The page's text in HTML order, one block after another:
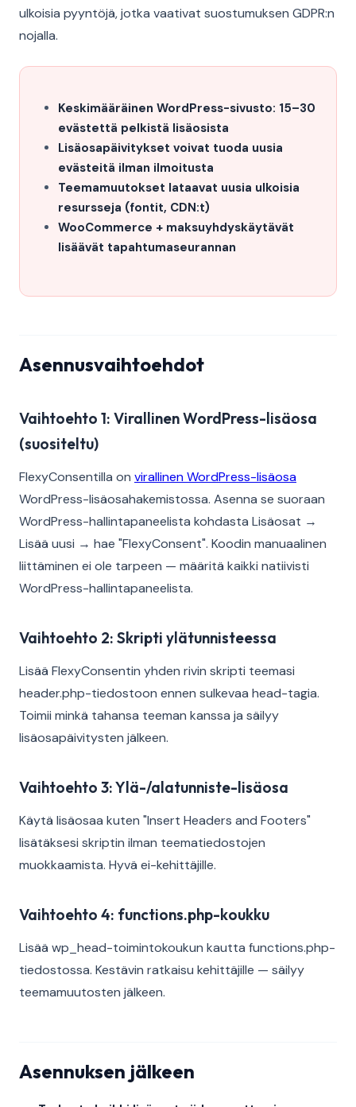
ulkoisia pyyntöjä, jotka vaativat suostumuksen GDPR:n
nojalla.
Keskimääräinen WordPress-sivusto: 15–30
evästettä pelkistä lisäosista
Lisäosapäivitykset voivat tuoda uusia
evästeitä ilman ilmoitusta
Teemamuutokset lataavat uusia ulkoisia
resursseja (fontit, CDN:t)
WooCommerce + maksuyhdyskäytävät
lisäävät tapahtumaseurannan
Asennusvaihtoehdot
Vaihtoehto 1: Virallinen WordPress-lisäosa
(suositeltu)
FlexyConsentilla on virallinen WordPress-lisäosa
WordPress-lisäosahakemistossa. Asenna se suoraan
WordPress-hallintapaneelista kohdasta Lisäosat →
Lisää uusi → hae "FlexyConsent". Koodin manuaalinen
liittäminen ei ole tarpeen — määritä kaikki natiivisti
WordPress-hallintapaneelista.
Vaihtoehto 2: Skripti ylätunnisteessa
Lisää FlexyConsentin yhden rivin skripti teemasi
header.php-tiedostoon ennen sulkevaa head-tagia.
Toimii minkä tahansa teeman kanssa ja säilyy
lisäosapäivitysten jälkeen.
Vaihtoehto 3: Ylä-/alatunniste-lisäosa
Käytä lisäosaa kuten "Insert Headers and Footers"
lisätäksesi skriptin ilman teematiedostojen
muokkaamista. Hyvä ei-kehittäjille.
Vaihtoehto 4: functions.php-koukku
Lisää wp_head-toimintokoukun kautta functions.php-
tiedostossa. Kestävin ratkaisu kehittäjille — säilyy
teemamuutosten jälkeen.
Asennuksen jälkeen